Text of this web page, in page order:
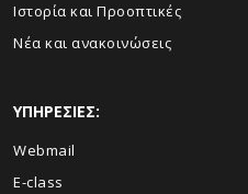
Ιστορία και Προοπτικές
Νέα και ανακοινώσεις
ΥΠΗΡΕΣΙΕΣ:
Webmail
E-class